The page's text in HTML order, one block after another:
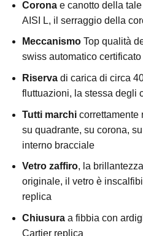
Coronae canotto della
AISI L, il serraggio della
MeccanismoTop qualità
swiss automatico certificato
Riservadi carica di circa
fluttuazioni, la stessa degli
Tutti marchi correttamente
su quadrante, su corona,
interno bracciale
Vetro zaffiro, la
originale, il vetro è
replica
Chiusuraa fibbia con
Cartier replica